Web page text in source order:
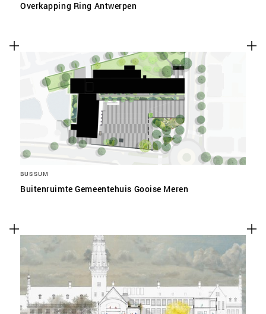
Overkapping Ring Antwerpen
BUSSUM
Buitenruimte Gemeentehuis Gooise Meren